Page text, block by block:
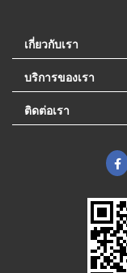
เกี่ยวกับเรา
บริการของเรา
ติดต่อเรา